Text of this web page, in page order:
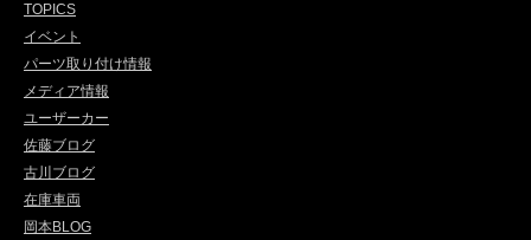
TOPICS
イベント
パーツ取り付け情報
メディア情報
ユーザーカー
佐藤ブログ
古川ブログ
在庫車両
岡本BLOG